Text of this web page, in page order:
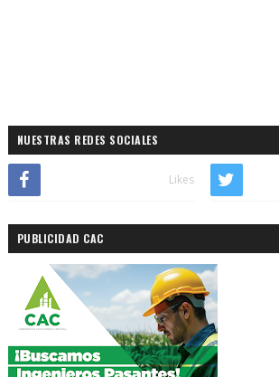
NUESTRAS REDES SOCIALES
Likes
PUBLICIDAD CAC